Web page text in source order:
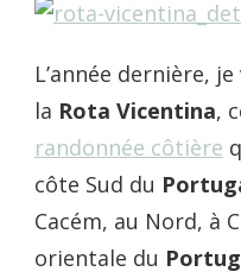
L’année dernière,
la Rota Vicentina,
randonnée côtière
côte Sud du
Cacém, au Nord, à
orientale du